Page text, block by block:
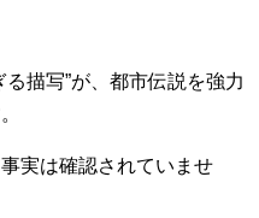
描写”が、都市伝説を強力
実は確認されていませ